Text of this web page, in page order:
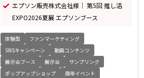
エプソン販売株式会社様｜ 第5回 推し活
EXPO2026夏展 エプソンブース
体験型
ファンマーケティング
SNSキャンペーン
動画コンテンツ
展示会ブース
展示会
サンプリング
ポップアップショップ
周年イベント